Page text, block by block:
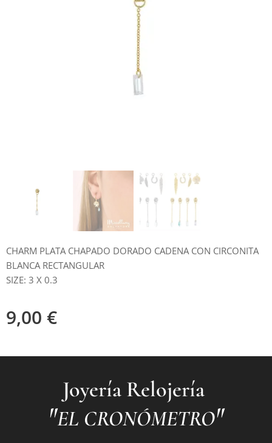
CHARM PLATA CHAPADO DORADO CADENA CON CIRCONITA
BLANCA RECTANGULAR
SIZE: 3 X 0.3
9,00 €
Joyería Relojería
"EL CRONÓMETRO"